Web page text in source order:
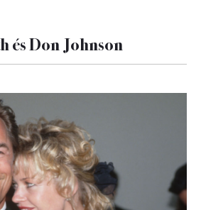
és Don Johnson